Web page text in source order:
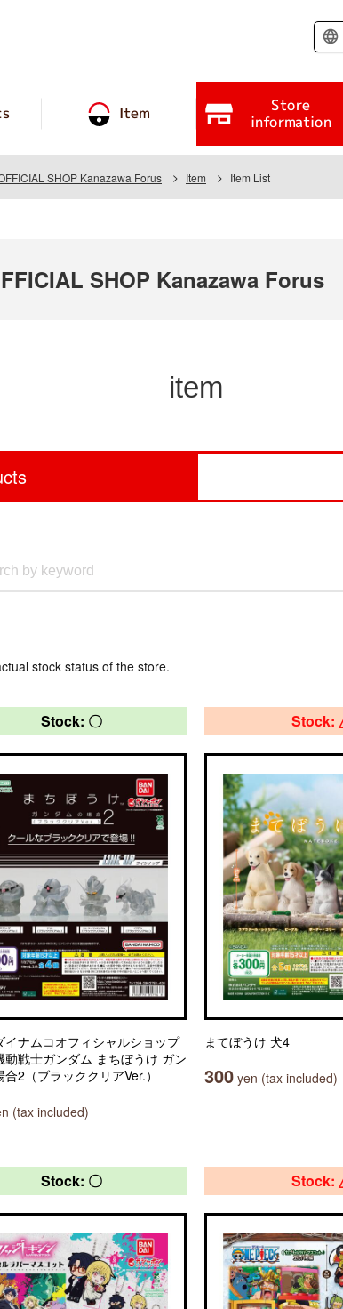
Item Store
information
SHOP Kanazawa Forus Item Item List
SHOP Kanazawa Forus
item
stock status of the store.
Stock: 〇
イナムコオフィシャルショップ
動戦士ガンダム まちぼうけ ガン
合2（ブラッククリアVer.）
(tax included)
Stock:
まてぼうけ 犬4
300 yen (tax included)
Stock: 〇 Stock: